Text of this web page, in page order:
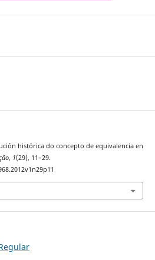
histórica do concepto de equivalencia en
, 1(29), 11–29.